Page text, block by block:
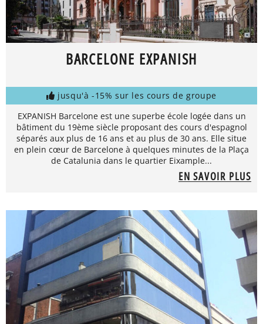
BARCELONE EXPANISH
jusqu'à -15% sur les cours de groupe
EXPANISH Barcelone est une superbe école logée dans un
bâtiment du 19ème siècle proposant des cours d'espagnol
séparés aux plus de 16 ans et au plus de 30 ans. Elle situe
en plein cœur de Barcelone à quelques minutes de la Plaça
de Catalunia dans le quartier Eixample...
EN SAVOIR PLUS